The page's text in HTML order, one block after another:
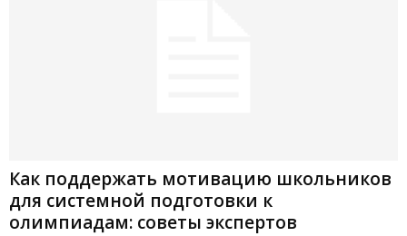
Как поддержать мотивацию школьников
для системной подготовки к
олимпиадам: советы экспертов